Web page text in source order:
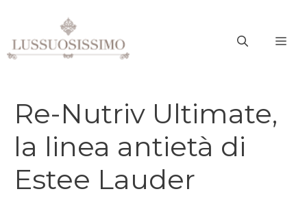
contenuto
Re-Nutriv Ultimate,
la linea antietà di
Estee Lauder